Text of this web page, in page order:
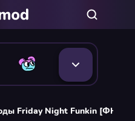
Friday Night Funkin [ФНФ